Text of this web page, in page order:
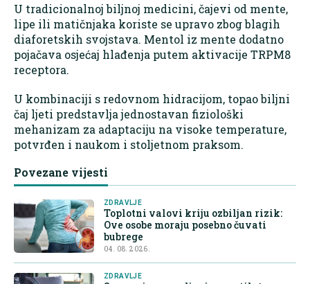
U tradicionalnoj biljnoj medicini, čajevi od mente,
lipe ili matičnjaka koriste se upravo zbog blagih
diaforetskih svojstava. Mentol iz mente dodatno
pojačava osjećaj hlađenja putem aktivacije TRPM8
receptora.
U kombinaciji s redovnom hidracijom, topao biljni
čaj ljeti predstavlja jednostavan fiziološki
mehanizam za adaptaciju na visoke temperature,
potvrđen i naukom i stoljetnom praksom.
Povezane vijesti
ZDRAVLJE
Toplotni valovi kriju ozbiljan rizik:
Ove osobe moraju posebno čuvati
bubrege
04. 08. 2026.
ZDRAVLJE